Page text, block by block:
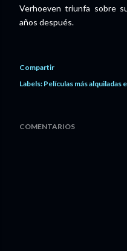
Verhoeven triunfa sobre
años después.
Compartir
Labels: Películas más alquiladas
COMENTARIOS